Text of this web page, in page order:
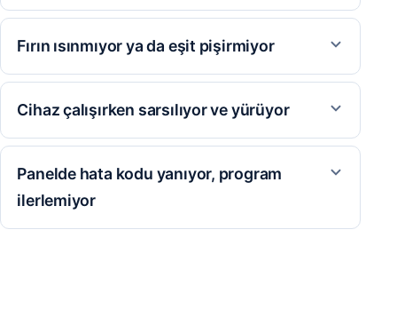
Fırın ısınmıyor ya da eşit pişirmiyor
Cihaz çalışırken sarsılıyor ve yürüyor
Panelde hata kodu yanıyor, program
ilerlemiyor